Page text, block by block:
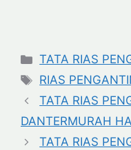
Categories
TATA RIAS
Tags
RIAS
TATA RIAS
DANTERMURAH
TATA RIAS